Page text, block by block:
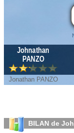
Johnathan
PANZO
Jonathan PANZO
BILAN de